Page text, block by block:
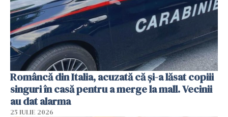
Româncă din Italia, acuzată că și-a lăsat copiii
singuri în casă pentru a merge la mall. Vecinii
au dat alarma
25 IULIE 2026